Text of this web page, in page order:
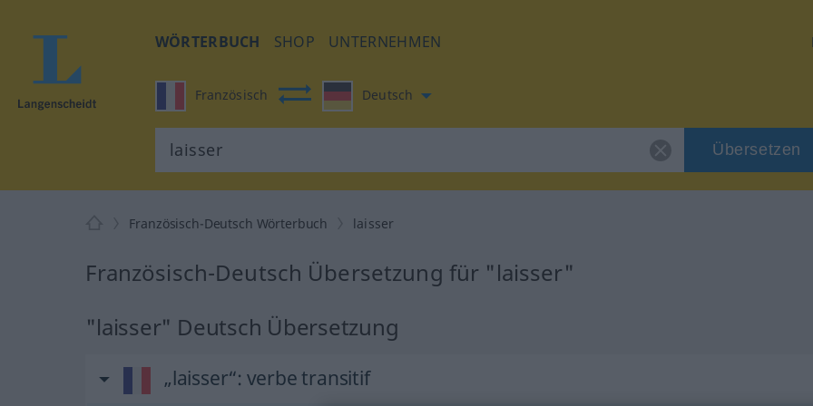
WÖRTERBUCH SHOP UNTERNEHMEN
Französisch Deutsch
Übersetzen
Französisch-Deutsch Wörterbuch laisser
Französisch-Deutsch Übersetzung für "laisser"
"laisser" Deutsch Übersetzung
„laisser“: verbe transitif